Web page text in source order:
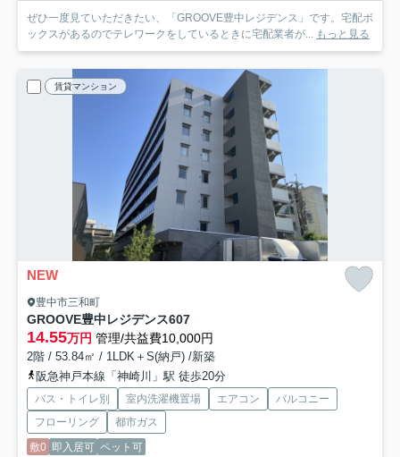
ぜひ一度見ていただきたい、「GROOVE豊中レジデンス」です。宅配ボ
ックスがあるのでテレワークをしているときに宅配業者が...
もっと見る
賃貸マンション
NEW
豊中市三和町
GROOVE豊中レジデンス607
14.55万円 管理/共益費10,000円
2階 / 53.84㎡ / 1LDK＋S(納戸) /新築
阪急神戸本線「神崎川」駅 徒歩20分
バス・トイレ別 室内洗濯機置場 エアコン
バルコニー
フローリング
都市ガス
敷0 即入居可 ペット可